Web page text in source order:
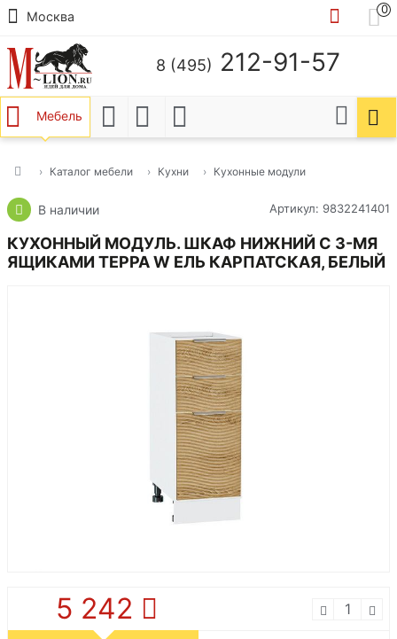
Москва
0
8 (495) 212-91-57
Мебель
Каталог мебели Кухни Кухонные модули
В наличии Артикул: 9832241401
КУХОННЫЙ МОДУЛЬ. ШКАФ НИЖНИЙ С 3-МЯ
ЯЩИКАМИ ТЕРРА W ЕЛЬ КАРПАТСКАЯ, БЕЛЫЙ
5 242